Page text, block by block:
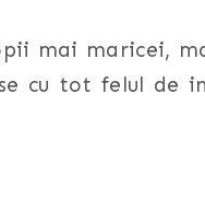
mai maricei,
cu tot felul de